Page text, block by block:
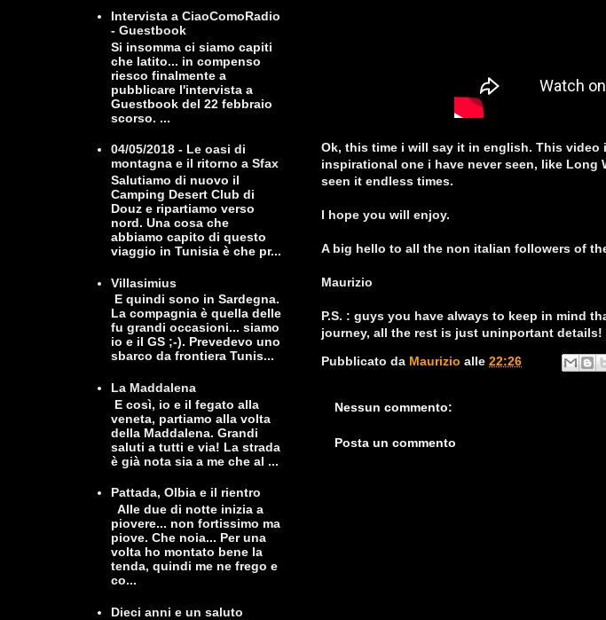
Ok, this time i will say it in english. This
inspirational one i have never seen, like Long
seen it endless times.
I hope you will enjoy.
A big hello to all the non italian followers of
Maurizio
P.S. : guys you have always to keep in mind
journey, all the rest is just uninportant details!
Pubblicato da Maurizio alle 22:26
Nessun commento:
Posta un commento
Intervista a CiaoComoRadio
- Guestbook
Si insomma ci siamo capiti
che latito... in compenso
riesco finalmente a
pubblicare l'intervista a
Guestbook del 22 febbraio
scorso. ...
04/05/2018 - Le oasi di
montagna e il ritorno a Sfax
Salutiamo di nuovo il
Camping Desert Club di
Douz e ripartiamo verso
nord. Una cosa che
abbiamo capito di questo
viaggio in Tunisia è che pr...
Villasimius
E quindi sono in Sardegna.
La compagnia è quella delle
fu grandi occasioni... siamo
io e il GS ;-). Prevedevo uno
sbarco da frontiera Tunis...
La Maddalena
E così, io e il fegato alla
veneta, partiamo alla volta
della Maddalena. Grandi
saluti a tutti e via! La strada
è già nota sia a me che al ...
Pattada, Olbia e il rientro
Alle due di notte inizia a
piovere... non fortissimo ma
piove. Che noia... Per una
volta ho montato bene la
tenda, quindi me ne frego e
co...
Dieci anni e un saluto